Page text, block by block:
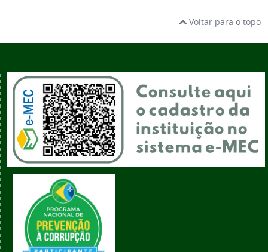
Voltar para o topo